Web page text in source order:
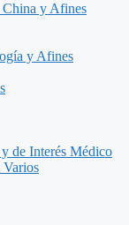
y Afines
y Afines
de Interés Médico